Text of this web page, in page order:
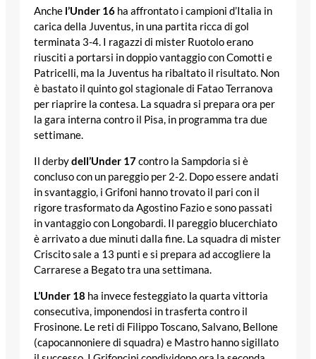
Anche l’Under 16 ha affrontato i campioni d’Italia in
carica della Juventus, in una partita ricca di gol
terminata 3-4. I ragazzi di mister Ruotolo erano
riusciti a portarsi in doppio vantaggio con Comotti e
Patricelli, ma la Juventus ha ribaltato il risultato. Non
è bastato il quinto gol stagionale di Fatao Terranova
per riaprire la contesa. La squadra si prepara ora per
la gara interna contro il Pisa, in programma tra due
settimane.
Il derbydell’Under 17contro la Sampdoria si è
concluso con un pareggio per 2-2. Dopo essere andati
in svantaggio, i Grifoni hanno trovato il pari con il
rigore trasformato da Agostino Fazio e sono passati
in vantaggio con Longobardi. Il pareggio blucerchiato
è arrivato a due minuti dalla fine. La squadra di mister
Criscito sale a 13 punti e si prepara ad accogliere la
Carrarese a Begato tra una settimana.
L’Under 18 ha invece festeggiato la quarta vittoria
consecutiva, imponendosi in trasferta contro il
Frosinone. Le reti di Filippo Toscano, Salvano, Bellone
(capocannoniere di squadra) e Mastro hanno sigillato